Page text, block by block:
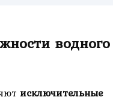
водного
исключительные